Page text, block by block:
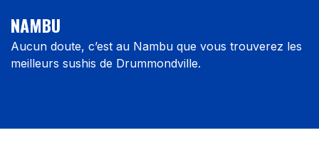
NAMBU
Aucun doute, c’est au Nambu que vous trouverez les
meilleurs sushis de Drummondville.